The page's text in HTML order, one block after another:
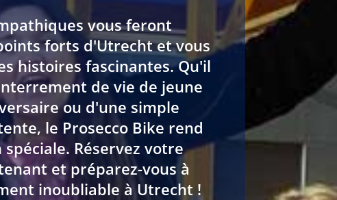
vous feront
forts d'Utrecht et vous
histoires fascinantes. Qu'il
de vie de jeune
ou d'une simple
le Prosecco Bike rend
Réservez votre
et préparez-vous à
inoubliable à Utrecht !